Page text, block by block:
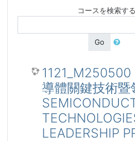
コースを検索する
Go
1121_M250500
導體關鍵技術暨
LEADERSHIP